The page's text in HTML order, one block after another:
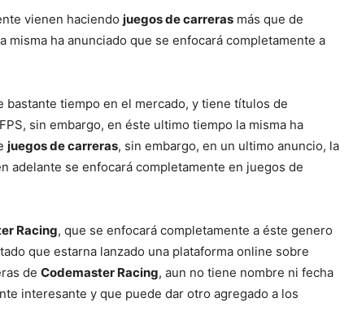
vienen haciendo juegos de carreras más que de
misma ha anunciado que se enfocará completamente a
bastante tiempo en el mercado, y tiene títulos de
sin embargo, en éste ultimo tiempo la misma ha
juegos de carreras, sin embargo, en un ultimo anuncio, la
adelante se enfocará completamente en juegos de
Racing, que se enfocará completamente a éste genero
que estarna lanzado una plataforma online sobre
de Codemaster Racing, aun no tiene nombre ni fecha
interesante y que puede dar otro agregado a los